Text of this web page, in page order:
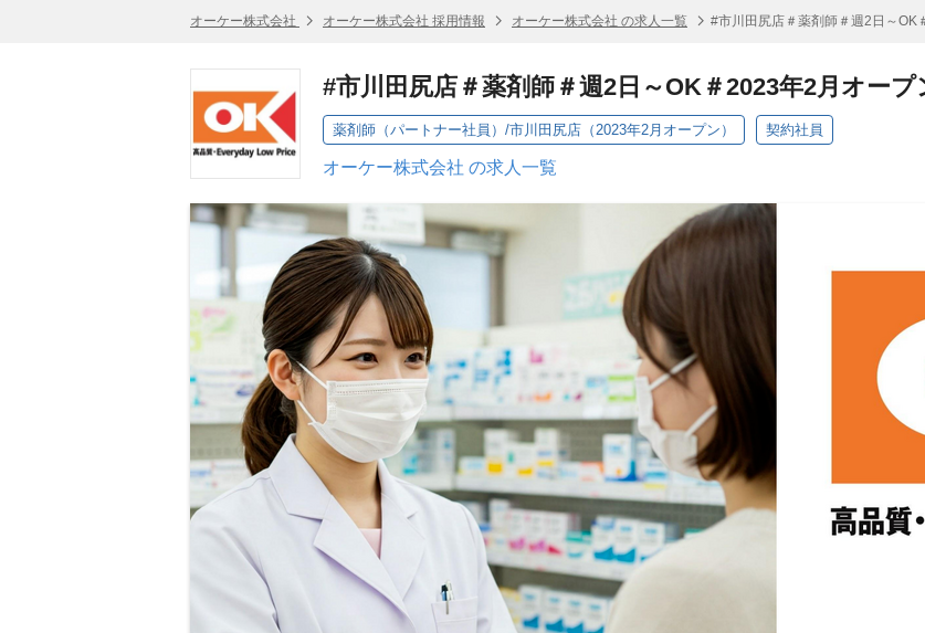
オーケー株式会社 オーケー株式会社 採用情報 オーケー株式会社 の求人一覧 #市川田尻店＃薬剤師＃週2日～OK
#市川田尻店＃薬剤師＃週2日～OK＃2023年2月オー
薬剤師（パートナー社員）/市川田尻店（2023年2月オープン） 契約社員
オーケー株式会社 の求人一覧